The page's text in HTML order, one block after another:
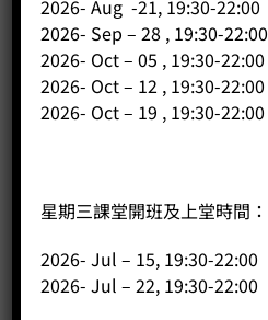
2026- Aug -21, 19:30-22:00
2026- Sep – 28 , 19:30-22:00
2026- Oct – 05 , 19:30-22:00
2026- Oct – 12 , 19:30-22:00
2026- Oct – 19 , 19:30-22:00
星期三課堂開班及上堂時間：
2026- Jul – 15, 19:30-22:00
2026- Jul – 22, 19:30-22:00